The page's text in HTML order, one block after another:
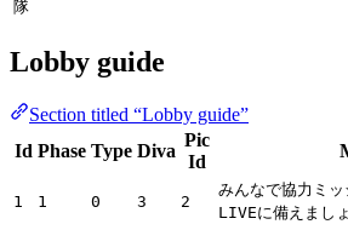
隊
Lobby guide
Section titled “Lobby guide”
Id Phase Type Diva
Pic
Id
1 1 0 3 2
みんなで協力ミ
LIVEに備えまし